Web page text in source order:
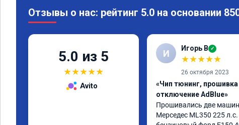
Отзывы о нас: рейтинг 5.0 на основании
5.0 из 5
★★★★★
Avito
И Игорь В ✓
★★★★★
26 октября 2023
«Чип тюнинг, прошивка
отключение AdBlue»
Прошивались две
Мерседес ML350 225 л.с.